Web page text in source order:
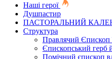
Наші герої
Душпастир
ПАСТОРАЛЬНИЙ
Структура
Правлячий Єпископ
Єпископський герб
Помічний єпископ